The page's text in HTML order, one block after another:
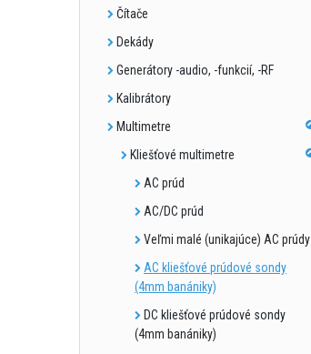
Čítače
Dekády
Generátory -audio, -funkcií, -RF
Kalibrátory
Multimetre
Kliešťové multimetre
AC prúd
AC/DC prúd
Veľmi malé (unikajúce) AC prúdy
AC kliešťové prúdové sondy
(4mm banániky)
DC kliešťové prúdové sondy
(4mm banániky)